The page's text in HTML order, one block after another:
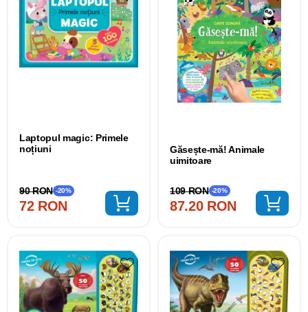
Laptopul magic: Primele
noțiuni
72 RON
90 RON -20%
Găsește-mă! Animale
uimitoare
87.20 RON
109 RON -20%